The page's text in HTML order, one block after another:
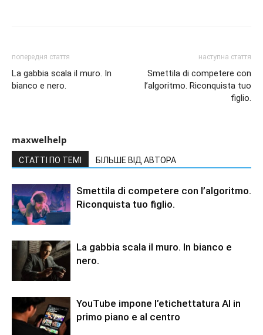
попередня стаття
La gabbia scala il muro. In
bianco e nero.
наступна стаття
Smettila di competere con
l’algoritmo. Riconquista tuo
figlio.
maxwelhelp
СТАТТІ ПО ТЕМІ БІЛЬШЕ ВІД АВТОРА
Smettila di competere con l’algoritmo.
Riconquista tuo figlio.
La gabbia scala il muro. In bianco e
nero.
YouTube impone l’etichettatura AI in
primo piano e al centro